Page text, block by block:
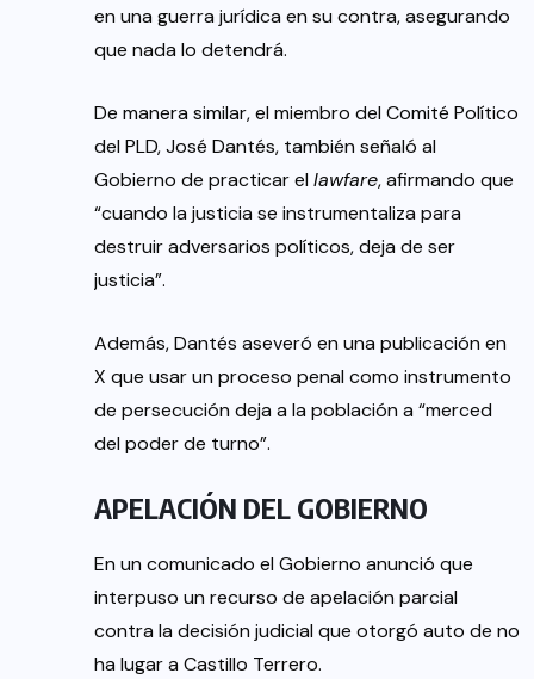
en una guerra jurídica en su contra, asegurando
que nada lo detendrá.
De manera similar, el miembro del Comité Político
del PLD, José Dantés, también señaló al
Gobierno de practicar ellawfare, afirmando que
“cuando la justicia se instrumentaliza para
destruir adversarios políticos, deja de ser
justicia”.
Además, Dantés aseveró en una publicación en
X que usar un proceso penal como instrumento
de persecución deja a la población a “merced
del poder de turno”.
APELACIÓN DEL GOBIERNO
En un comunicado el Gobierno anunció que
interpuso un recurso de apelación parcial
contra la decisión judicial que otorgó auto de no
ha lugar a Castillo Terrero.